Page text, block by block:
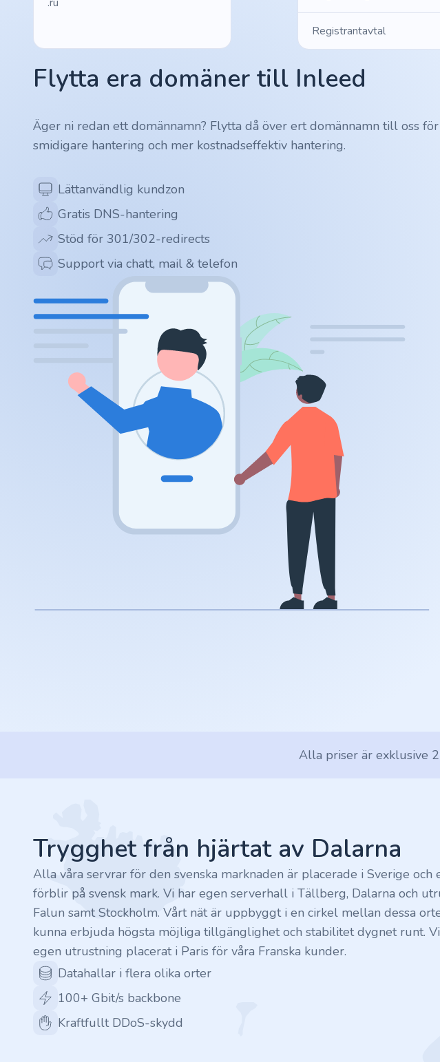
.gr
.app
.zone
.co
.no
.email
.shop
.tips
.cn
.re
.games
Registrantavtal
Flytta era domäner till Inleed
Äger ni redan ett domännamn? Flytta då över ert domännamn till oss för
smidigare hantering och mer kostnadseffektiv hantering.
Lättanvändlig kundzon
Gratis DNS-hantering
Stöd för 301/302-redirects
Support via chatt, mail & telefon
Alla priser är exklusive
Trygghet från hjärtat av Dalarna
Alla våra servrar för den svenska marknaden är placerade i Sverige och
förblir på svensk mark. Vi har egen serverhall i Tällberg, Dalarna och
Falun samt Stockholm. Vårt nät är uppbyggt i en cirkel mellan dessa
kunna erbjuda högsta möjliga tillgänglighet och stabilitet dygnet runt.
egen utrustning placerat i Paris för våra Franska kunder.
Datahallar i flera olika orter
100+ Gbit/s backbone
Kraftfullt DDoS-skydd